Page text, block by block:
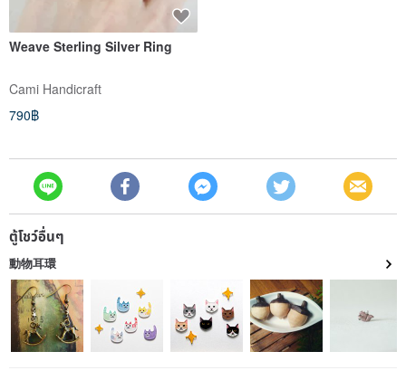
Weave Sterling Silver Ring
Cami Handicraft
790฿
ตู้โชว์อื่นๆ
動物耳環